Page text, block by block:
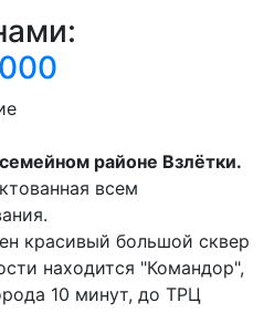
районе Взлётки.
всем
красивый большой сквер
находится "Командор",
10 минут, до ТРЦ